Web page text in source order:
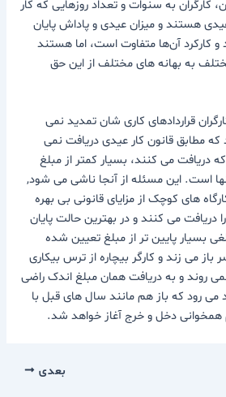
کارگران به سنوات و تعداد روزهایی که کار
هستند و میزان عیدی و پاداش پایان
کارکرد آن‌ها متفاوت است، اما هستند
به بهانه های مختلف از این حق
قراردادهای کاری شان تمدید نمی
مطابق قانون کار عیدی دریافت نمی
دریافت می کنند، بسیار کمتر از مبلغ
است. این مسئله از آنجا ناشی می شود,
های کوچک از مزایای قانونی بی بهره
دریافت می کنند و در بهترین حالت پایان
بسیار پایین تر از مبلغ تعیین شده
می زند و کارگر بیچاره از ترس بیکاری
روند و به دریافت همان مبلغ اندک راضی
رود که باز هم مانند سال های قبل با
دخل و خرج آغاز خواهد شد.
بعدی